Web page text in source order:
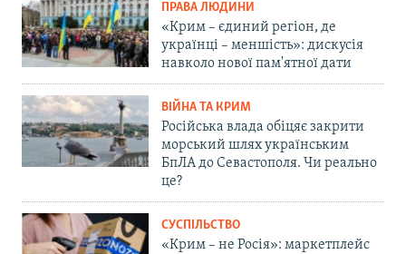
ПРАВА ЛЮДИНИ
«Крим – єдиний регіон, де
українці – меншість»: дискусія
навколо нової пам'ятної дати
ВІЙНА ТА КРИМ
Російська влада обіцяє закрити
морський шлях українським
БпЛА до Севастополя. Чи реально
це?
СУСПІЛЬСТВО
«Крим – не Росія»: маркетплейс